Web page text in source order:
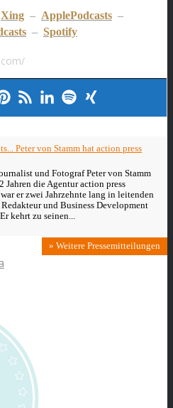
Xing – ApplePodcasts –
– Spotify
Peter von Stamm hat action press
und Fotograf Peter von Stamm
Jahren die Agentur action press
er zwei Jahrzehnte lang in leitenden
und Business Development
kehrt zu seinen...
» Weitere Pressemitteilungen